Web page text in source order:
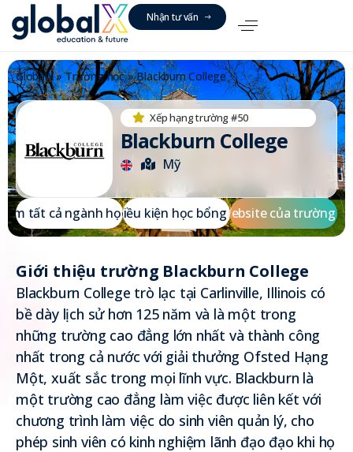
Nhận tưvấn
GlobalX»Trường học»Blackburn College
Xếp hạng trường #50
Blackburn College
Mỹ
em tất cả ngành học
Điều kiện học bổng
Website của trường
Giới thiệu trường Blackburn College
Blackburn College trò lạc tại Carlinville, Illinois có
bề dày lịch sử hơn 125 năm và là một trong
những trường cao đẳng lớn nhất và thành công
nhất trong cả nước với giải thưởng Ofsted Hạng
Một, xuất sắc trong mọi lĩnh vực. Blackburn là
một trường cao đẳng làm việc được liên kết với
chương trình làm việc do sinh viên quản lý, cho
phép sinh viên có kinh nghiệm lãnh đạo đạo khi họ